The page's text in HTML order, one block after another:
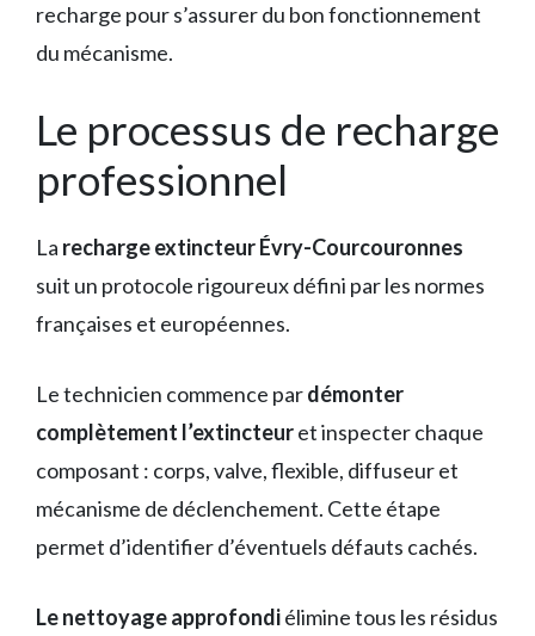
recharge pour s’assurer du bon fonctionnement
du mécanisme.
Le processus de recharge
professionnel
La recharge extincteur Évry-Courcouronnes
suit un protocole rigoureux défini par les normes
françaises et européennes.
Le technicien commence pardémonter
complètement l’extincteuret inspecter chaque
composant : corps, valve, flexible, diffuseur et
mécanisme de déclenchement. Cette étape
permet d’identifier d’éventuels défauts cachés.
Le nettoyage approfondiélimine tous les résidus